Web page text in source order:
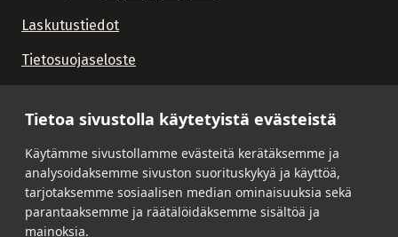
Tietoa sivustolla käytetyistä evästeistä
Käytämme sivustollamme evästeitä kerätäksemme ja
analysoidaksemme sivuston suorituskykyä ja käyttöä,
tarjotaksemme sosiaalisen median ominaisuuksia sekä
parantaaksemme ja räätälöidäksemme sisältöä ja
mainoksia.
Laskutustiedot
Tietosuojaseloste